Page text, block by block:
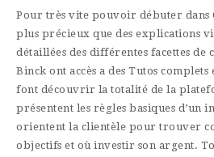
Pour très vite pouvoir débuter dans
plus précieux que des explications
détaillées des différentes facettes de
Binck ont accès a des Tutos
font découvrir la totalité de la
présentent les règles basiques d’un
orientent la clientèle pour trouver
objectifs et où investir son argent.